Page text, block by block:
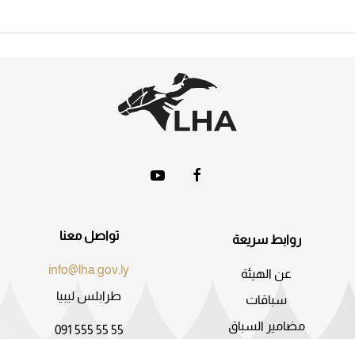
روابط سريعة
عن الهيئة
سباقات
مضامير السباق
تواصل معنا
info@lha.gov.ly
طرابلس ليبيا
091 555 55 55